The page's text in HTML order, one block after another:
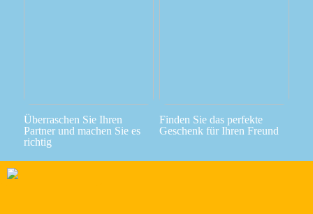
Überraschen Sie Ihren
Partner und machen Sie es
richtig
Finden Sie das perfekte
Geschenk für Ihren Freund